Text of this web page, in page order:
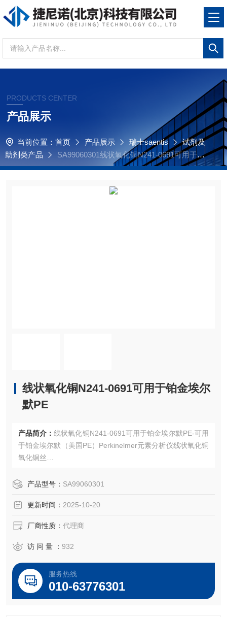
PRODUCTS CENTER
产品展示
当前位置： 首页 产品展示 瑞士saentis
试剂及
助剂类产品
SA99060301线状氧化铜N241-0691可用于铂
金埃尔默PE
线状氧化铜N241-0691可用于铂金埃尔
默PE
产品简介： 线状氧化铜N241-0691可用于铂金埃尔默PE-可用
于铂金埃尔默（美国PE）Perkinelmer元素分析仪线状氧化铜
氧化铜丝
2
OEM厂商；我们提供的所有产品都是高质量高性价的，适用
产品型号： SA99060301
更新时间： 2025-10-20
厂商性质： 代理商
访 问 量 ： 932
服务热线
010-63776301